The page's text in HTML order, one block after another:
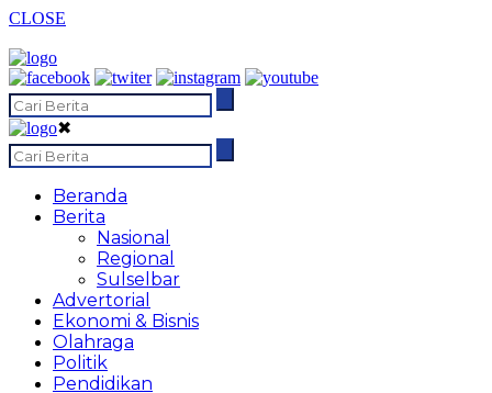
CLOSE
✖
Beranda
Berita
Nasional
Regional
Sulselbar
Advertorial
Ekonomi & Bisnis
Olahraga
Politik
Pendidikan